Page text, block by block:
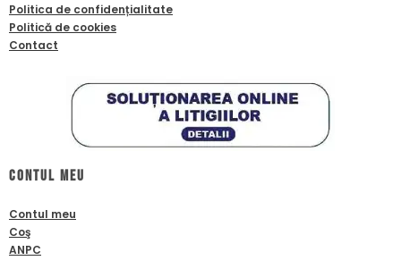
Politica de confidențialitate
Politică de cookies
Contact
Contul meu
Contul meu
Coş
ANPC